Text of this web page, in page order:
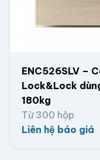
ENC526SLV –
Lock&Lock
180kg
Từ 300 hộp
Liên hệ báo giá